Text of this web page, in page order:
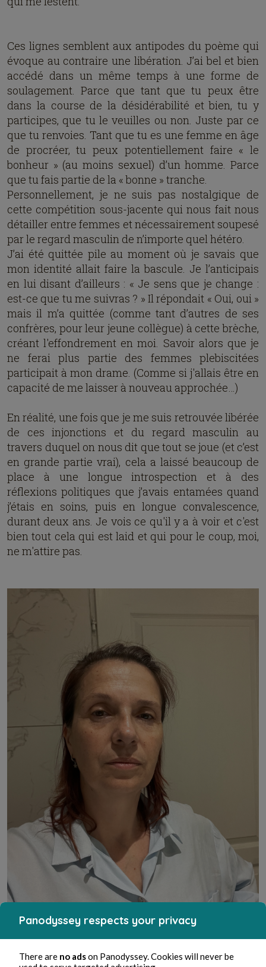
Ces lignes semblent aux antipodes du poème qui
évoque au contraire une libération. J’ai bel et bien
accédé dans un même temps à une forme de
soulagement. Parce que tant que tu peux être
dans la course de la désidérabilité et bien, tu y
participes, que tu le veuilles ou non. Juste par ce
que tu renvoies. Tant que tu es une femme en âge
de procréer, tu peux potentiellement faire « le
bonheur » (au moins sexuel) d’un homme. Parce
que tu fais partie de la « bonne » tranche.
Personnellement, je ne suis pas nostalgique de
cette compétition sous-jacente qui nous fait nous
détailler entre femmes et nécessairement soupesé
par le regard masculin de n’importe quel hétéro.
J’ai été quittée pile au moment où je savais que
mon identité allait faire la bascule. Je l’anticipais
en lui disant d’ailleurs : « Je sens que je change :
est-ce que tu me suivras ? » Il répondait « Oui, oui »
mais il m’a quittée (comme tant d’autres de ses
confrères, pour leur jeune collègue) à cette brèche,
créant l'effondrement en moi. Savoir alors que je
ne ferai plus partie des femmes plebiscitées
participait à mon drame. (Comme si j'allais être en
capacité de me laisser à nouveau approchée…)
En réalité, une fois que je me suis retrouvée libérée
de ces injonctions et du regard masculin au
travers duquel on nous dit que tout se joue (et c’est
en grande partie vrai), cela a laissé beaucoup de
place à une longue introspection et à des
réflexions politiques que j’avais entamées quand
j’étais en soins, puis en longue convalescence,
durant deux ans. Je vois ce qu'il y a à voir et c'est
bien tout cela qui est laid et qui pour le coup, moi,
ne m'attire pas.
ais plus tristement et fatalement, je vois bien que
Panodyssey respects your privacy
There are no adson Panodyssey. Cookies will never be